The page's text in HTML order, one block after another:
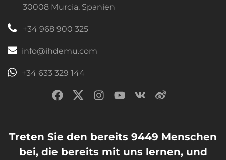
30008 Murcia, Spanien
+34 968 900 325
info@ihdemu.com
+34 633 329 144
Treten Sie den bereits 9449 Menschen
bei, die bereits mit uns lernen, und